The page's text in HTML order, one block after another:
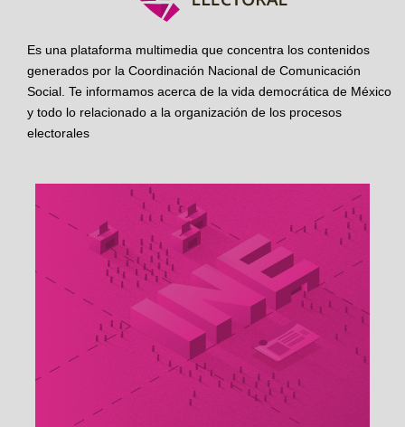
Es una plataforma multimedia que concentra los contenidos
generados por la Coordinación Nacional de Comunicación
Social. Te informamos acerca de la vida democrática de México
y todo lo relacionado a la organización de los procesos
electorales